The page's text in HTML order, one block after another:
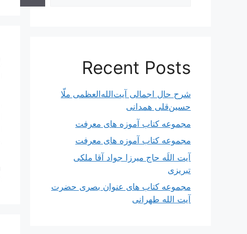
Recent Posts
شرح حال اجمالی آیت‌الله‌العظمی ملّا
حسین‌قلی همدانی
مجموعه کتاب آموزه های معرفت
مجموعه کتاب آموزه های معرفت
آیت اللَه حاج میرزا جواد آقا ملکی
تبریزی
مجموعه کتاب های عنوان بصری حضرت
آیت الله طهرانی